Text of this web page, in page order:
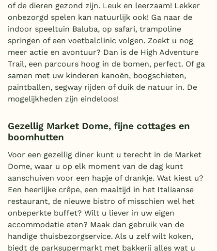
of de dieren gezond zijn. Leuk en leerzaam! Lekker
onbezorgd spelen kan natuurlijk ook! Ga naar de
indoor speeltuin Baluba, op safari, trampoline
springen of een voetbalclinic volgen. Zoekt u nog
meer actie en avontuur? Dan is de High Adventure
Trail, een parcours hoog in de bomen, perfect. Of ga
samen met uw kinderen kanoën, boogschieten,
paintballen, segway rijden of duik de natuur in. De
mogelijkheden zijn eindeloos!
Gezellig Market Dome, fijne cottages en
boomhutten
Voor een gezellig diner kunt u terecht in de Market
Dome, waar u op elk moment van de dag kunt
aanschuiven voor een hapje of drankje. Wat kiest u?
Een heerlijke crêpe, een maaltijd in het Italiaanse
restaurant, de nieuwe bistro of misschien wel het
onbeperkte buffet? Wilt u liever in uw eigen
accommodatie eten? Maak dan gebruik van de
handige thuisbezorgservice. Als u zelf wilt koken,
biedt de parksupermarkt met bakkerij alles wat u